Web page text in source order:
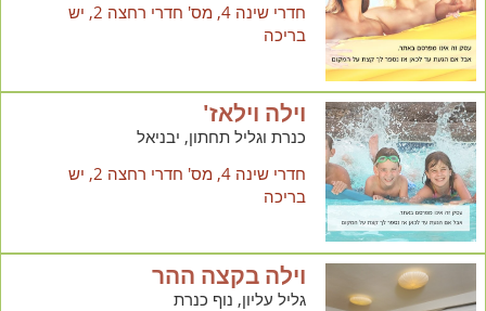
חדרי שינה 4, מס' חדרי רחצה 2, יש
בריכה
וילה וילאז'
כנרת וגליל תחתון, יבניאל
חדרי שינה 4, מס' חדרי רחצה 2, יש
בריכה
וילה בקצה ההר
גליל עליון, נוף כנרת